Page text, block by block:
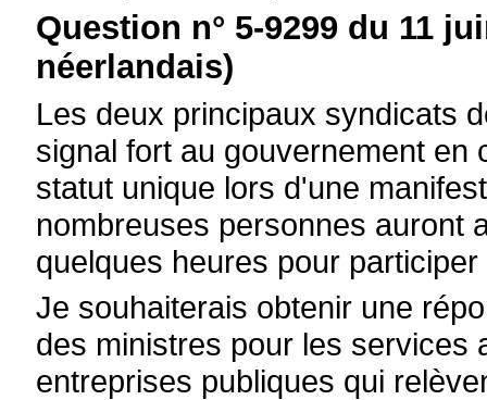
Question n° 5-9299 du 11
néerlandais)
Les deux principaux syndicats
signal fort au gouvernement
statut unique lors d'une
nombreuses personnes auront
quelques heures pour
Je souhaiterais obtenir une
des ministres pour les services
entreprises publiques qui